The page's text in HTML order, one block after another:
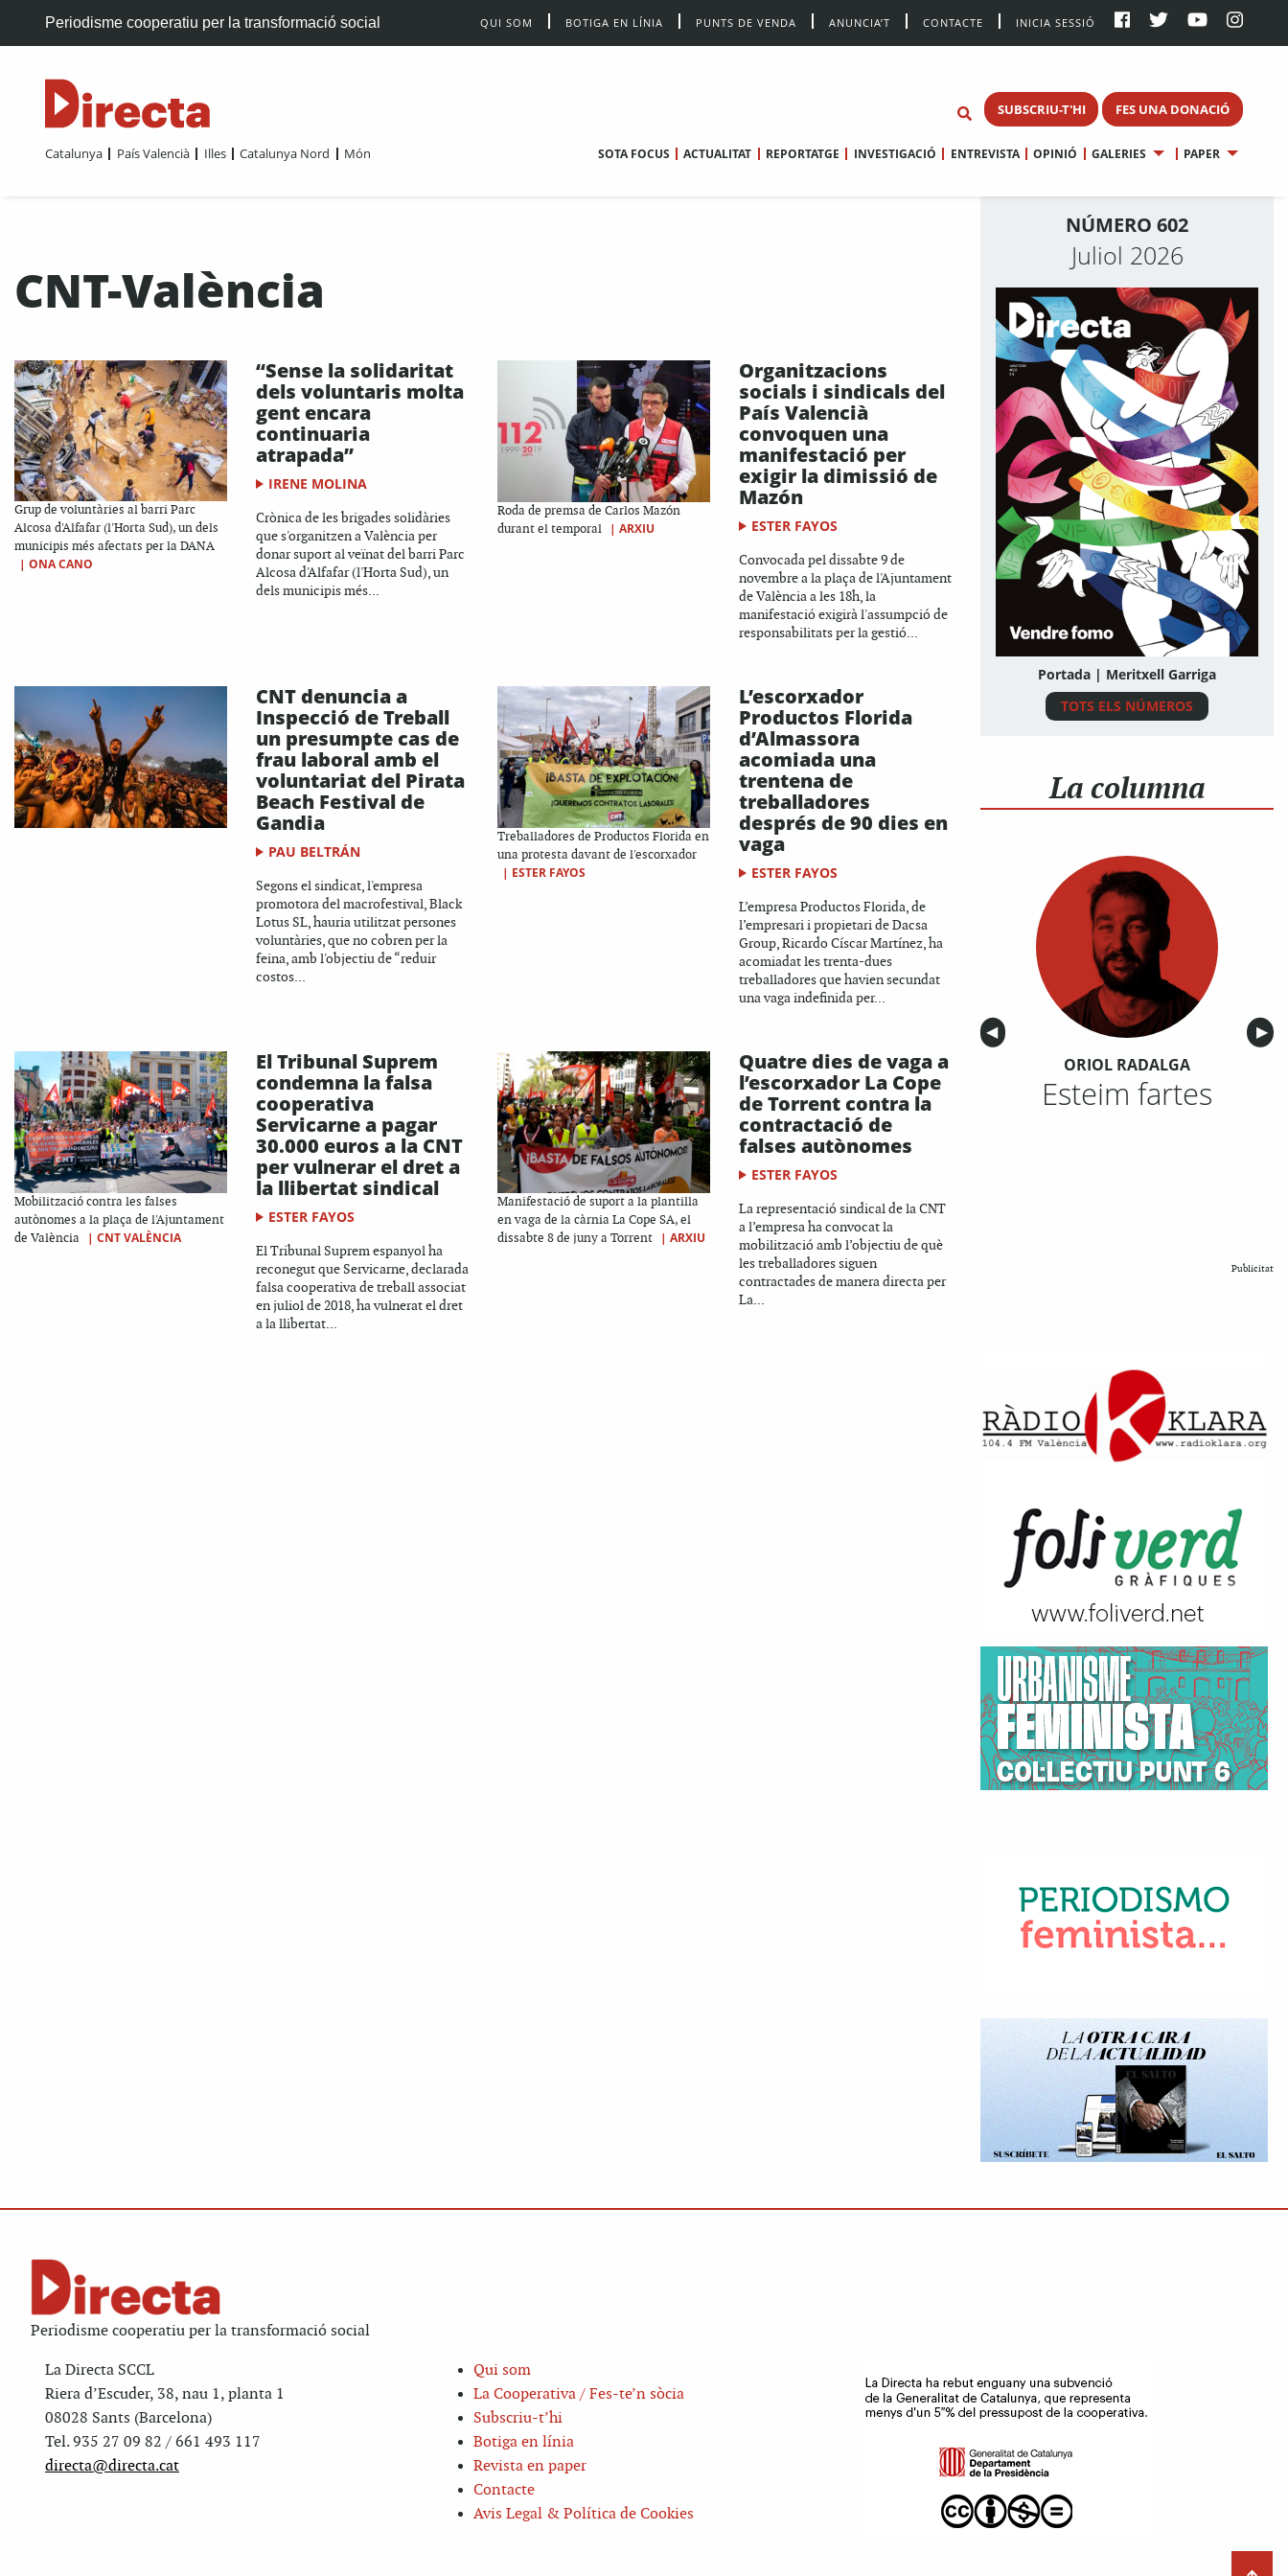
Periodisme cooperatiu per la transformació social QUI SOM BOTIGA EN LÍNIA PUNTS DE VENDA ANUNCIA’T CONTACTE INICIA SESSIÓ
SUBSCRIU-T'HI FES UNA DONACIÓ
Catalunya País Valencià Illes Catalunya Nord Món SOTA FOCUS ACTUALITAT REPORTATGE INVESTIGACIÓ ENTREVISTA OPINIÓ GALERIES PAPER
CNT-València
Grup de voluntàries al barri Parc
Alcosa d'Alfafar (l'Horta Sud), un dels
municipis més afectats per la DANA
| ONA CANO
“Sense la solidaritat
dels voluntaris molta
gent encara
continuaria
atrapada”
IRENE MOLINA
Crònica de les brigades solidàries
que s'organitzen a València per
donar suport al veïnat del barri Parc
Alcosa d'Alfafar (l'Horta Sud), un
dels municipis més...
Roda de premsa de Carlos Mazón
durant el temporal
| ARXIU
Organitzacions
socials i sindicals del
País Valencià
convoquen una
manifestació per
exigir la dimissió de
Mazón
ESTER FAYOS
Convocada pel dissabte 9 de
novembre a la plaça de l'Ajuntament
de València a les 18h, la
manifestació exigirà l'assumpció de
responsabilitats per la gestió...
CNT denuncia a
Inspecció de Treball
un presumpte cas de
frau laboral amb el
voluntariat del Pirata
Beach Festival de
Gandia
PAU BELTRÁN
Segons el sindicat, l'empresa
promotora del macrofestival, Black
Lotus SL, hauria utilitzat persones
voluntàries, que no cobren per la
feina, amb l'objectiu de “reduir
costos...
Treballadores de Productos Florida en
una protesta davant de l'escorxador
| ESTER FAYOS
L’escorxador
Productos Florida
d’Almassora
acomiada una
trentena de
treballadores
després de 90 dies en
vaga
ESTER FAYOS
L’empresa Productos Florida, de
l’empresari i propietari de Dacsa
Group, Ricardo Císcar Martínez, ha
acomiadat les trenta-dues
treballadores que havien secundat
una vaga indefinida per...
Mobilització contra les falses
autònomes a la plaça de l'Ajuntament
de València
| CNT VALÈNCIA
El Tribunal Suprem
condemna la falsa
cooperativa
Servicarne a pagar
30.000 euros a la CNT
per vulnerar el dret a
la llibertat sindical
ESTER FAYOS
El Tribunal Suprem espanyol ha
reconegut que Servicarne, declarada
falsa cooperativa de treball associat
en juliol de 2018, ha vulnerat el dret
a la llibertat...
Manifestació de suport a la plantilla
en vaga de la càrnia La Cope SA, el
dissabte 8 de juny a Torrent
| ARXIU
Quatre dies de vaga a
l’escorxador La Cope
de Torrent contra la
contractació de
falses autònomes
ESTER FAYOS
La representació sindical de la CNT
a l’empresa ha convocat la
mobilització amb l’objectiu de què
les treballadores siguen
contractades de manera directa per
La...
NÚMERO 602
Juliol 2026
Portada | Meritxell Garriga
TOTS ELS NÚMEROS
La columna
Anterior
◀︎ ▶︎
ORIOL RADALGA
Esteim fartes
Publicitat
Periodisme cooperatiu per la transformació social
La Directa SCCL
Riera d’Escuder, 38, nau 1, planta 1
08028 Sants (Barcelona)
Tel. 935 27 09 82 / 661 493 117
directa@directa.cat
Qui som
La Cooperativa / Fes-te’n sòcia
Subscriu-t’hi
Botiga en línia
Revista en paper
Contacte
Avis Legal & Política de Cookies